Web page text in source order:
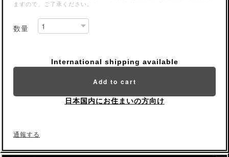
ますので、ご了承ください。
数量
International shipping available
Add to cart
日本国内にお住まいの方向け
通報する